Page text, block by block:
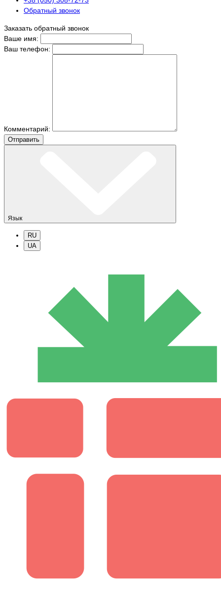
Обратный звонок
Заказать обратный звонок
Ваше имя:
Ваш телефон:
Комментарий:
Отправить
Язык
RU
UA